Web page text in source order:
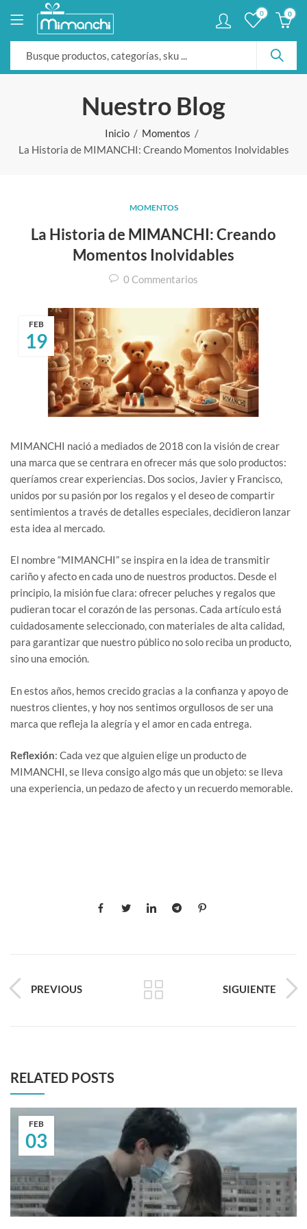
0 0
Nuestro Blog
Inicio
Momentos
La Historia de MIMANCHI: Creando Momentos Inolvidables
MOMENTOS
La Historia de MIMANCHI: Creando
Momentos Inolvidables
0 Commentarios
19
FEB
MIMANCHI nació a mediados de 2018 con la visión de crear
una marca que se centrara en ofrecer más que solo productos:
queríamos crear experiencias. Dos socios, Javier y Francisco,
unidos por su pasión por los regalos y el deseo de compartir
sentimientos a través de detalles especiales, decidieron lanzar
esta idea al mercado.
El nombre “MIMANCHI” se inspira en la idea de transmitir
cariño y afecto en cada uno de nuestros productos. Desde el
principio, la misión fue clara: ofrecer peluches y regalos que
pudieran tocar el corazón de las personas. Cada artículo está
cuidadosamente seleccionado, con materiales de alta calidad,
para garantizar que nuestro público no solo reciba un producto,
sino una emoción.
En estos años, hemos crecido gracias a la confianza y apoyo de
nuestros clientes, y hoy nos sentimos orgullosos de ser una
marca que refleja la alegría y el amor en cada entrega.
Reflexión: Cada vez que alguien elige un producto de
MIMANCHI, se lleva consigo algo más que un objeto: se lleva
una experiencia, un pedazo de afecto y un recuerdo memorable.
PREVIOUS SIGUIENTE
RELATED POSTS
03
FEB